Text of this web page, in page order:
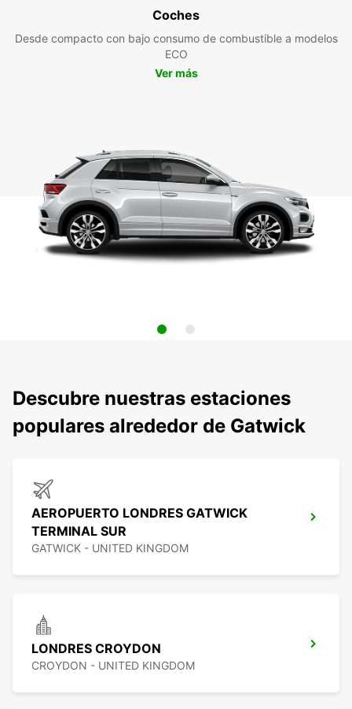
Coches
Desde compacto con bajo consumo de combustible a modelos
ECO
Ver más
Descubre nuestras estaciones
populares alrededor de Gatwick
AEROPUERTO LONDRES GATWICK
TERMINAL SUR
GATWICK - UNITED KINGDOM
LONDRES CROYDON
CROYDON - UNITED KINGDOM